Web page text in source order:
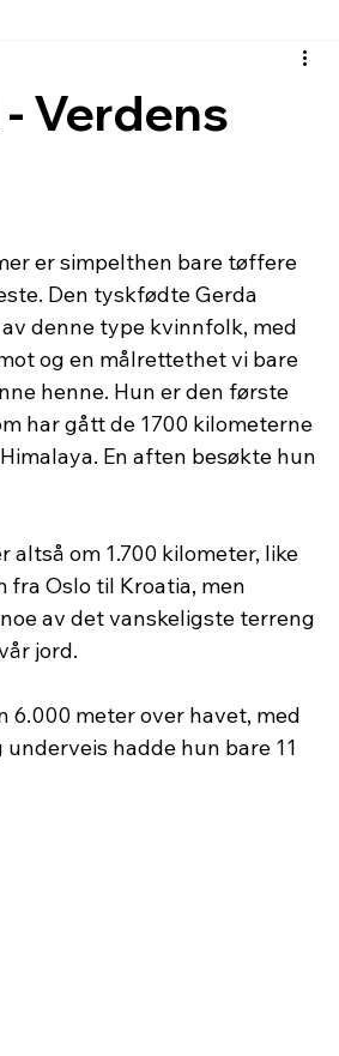
Verdens
er simpelthen bare tøffere
Den tyskfødte Gerda
denne type kvinnfolk, med
og en målrettethet vi bare
henne. Hun er den første
har gått de 1700 kilometerne
En aften besøkte hun
altså om 1.700 kilometer, like
fra Oslo til Kroatia, men
av det vanskeligste terreng
jord.
6.000 meter over havet, med
hadde hun bare 11